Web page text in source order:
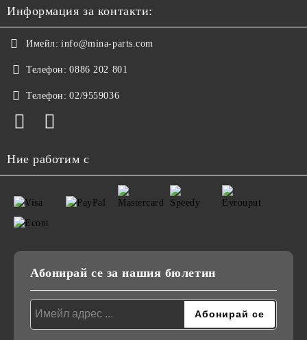
Информация за контакти:
Имейл: info@mina-parts.com
Телефон: 0886 202 801
Телефон: 02/9559036
Ние работим с
Абонирай се за нашия бюлетин